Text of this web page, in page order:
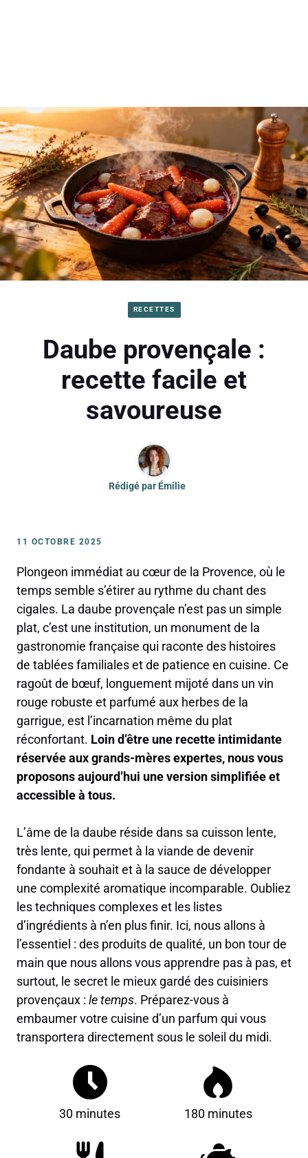
RECETTES
Daube provençale :
recette facile et
savoureuse
Rédigé par Émilie
11 OCTOBRE 2025
Plongeon immédiat au cœur de la Provence, où le
temps semble s’étirer au rythme du chant des
cigales. La daube provençale n’est pas un simple
plat, c’est une institution, un monument de la
gastronomie française qui raconte des histoires
de tablées familiales et de patience en cuisine. Ce
ragoût de bœuf, longuement mijoté dans un vin
rouge robuste et parfumé aux herbes de la
garrigue, est l’incarnation même du plat
réconfortant. Loin d’être une recette intimidante
réservée aux grands-mères expertes, nous vous
proposons aujourd’hui une version simplifiée et
accessible à tous.
L’âme de la daube réside dans sa cuisson lente,
très lente, qui permet à la viande de devenir
fondante à souhait et à la sauce de développer
une complexité aromatique incomparable. Oubliez
les techniques complexes et les listes
d’ingrédients à n’en plus finir. Ici, nous allons à
l’essentiel : des produits de qualité, un bon tour de
main que nous allons vous apprendre pas à pas, et
surtout, le secret le mieux gardé des cuisiniers
provençaux : le temps. Préparez-vous à
embaumer votre cuisine d’un parfum qui vous
transportera directement sous le soleil du midi.
30 minutes 180 minutes